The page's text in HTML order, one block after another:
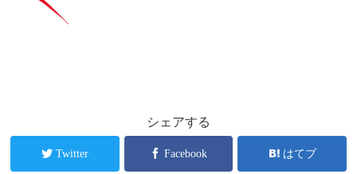
シェアする
Twitter Facebook はてブ